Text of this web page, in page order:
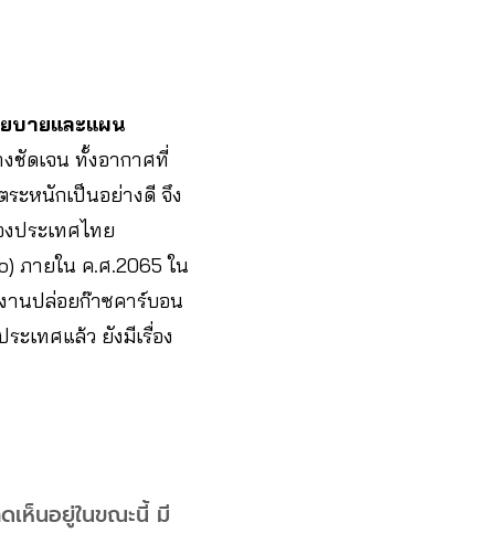
บายและแผน
ชัดเจน ทั้งอากาศที่
ะหนักเป็นอย่างดี จึง
ประเทศไทย
ภายใน ค.ศ.2065 ใน
านปล่อยก๊าซคาร์บอน
ะเทศแล้ว ยังมีเรื่อง
เห็นอยู่ในขณะนี้ มี